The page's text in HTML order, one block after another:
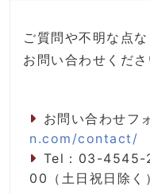
ご質問や不明な点
お問い合わせくださ
お問い合わせフ
n.com/contact/
Tel：03-4545-
00（土日祝日除く）